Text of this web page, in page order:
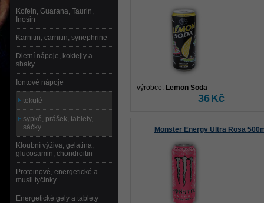
výrobce: Lemon Soda
36Kč
Monster Energy Ultra Rosa
Kofein, Guarana, Taurin,
Inosin
Karnitin, carnitin, synephrine
Dietní nápoje, koktejly a
shaky
Iontové nápoje
tekuté
sypké, prášek, tablety,
sáčky
Kloubní výživa, gelatina,
glucosamin, chondroitin
Proteinové, energetické a
musli tyčinky
Energetické gely a tablety